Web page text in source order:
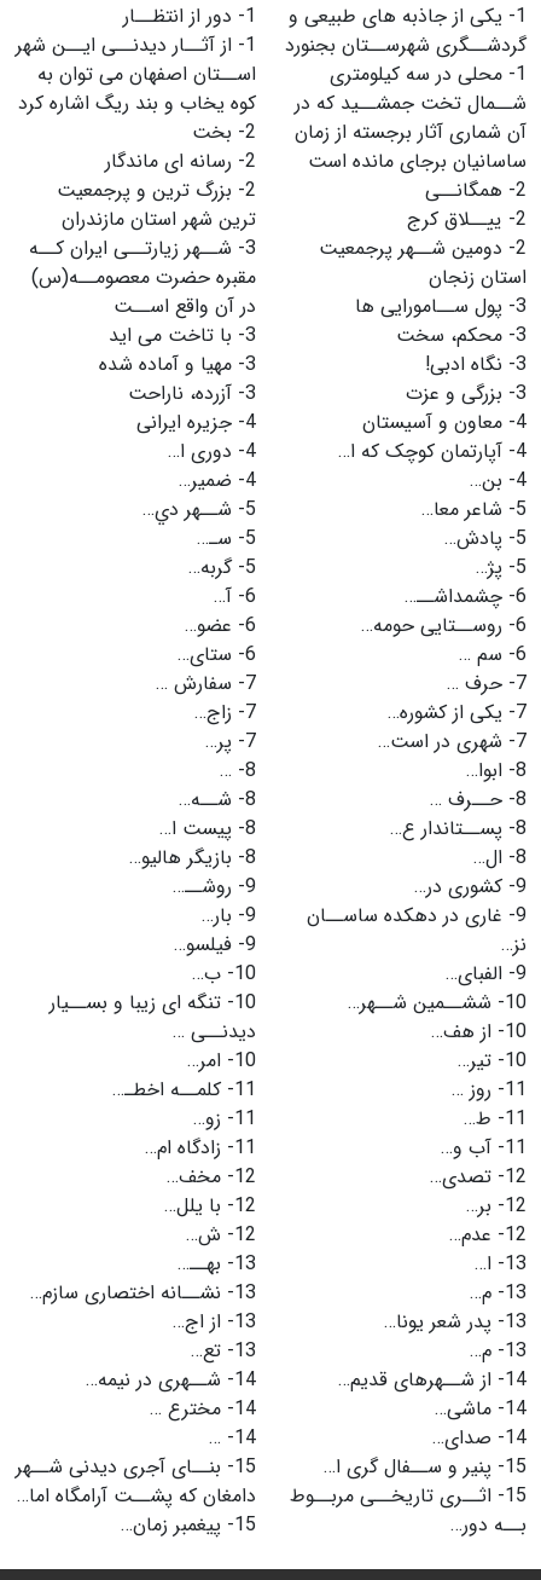
1- یکى از جاذبه هاى طبیعى و
گردشــگرى شهرســتان بجنورد
1- محلى در سه کیلومترى
شــمال تخت جمشــید که در
آن شمارى آثار برجسته از زمان
ساسانیان برجاى مانده است
2- همگانــى
2- ییــلاق کرج
2- دومین شــهر پرجمعیت
استان زنجان
3- پول ســامورایى ها
3- محکم، سخت
3- نگاه ادبى!
3- بزرگى و عزت
4- معاون و آسیستان
4- آپارتمان کوچک که ا…
4- بن…
5- شاعر معا…
5- پادش…
5- پژ…
6- چشمداشــ…
6- روســتایى حومه…
6- سم …
7- حرف …
7- یکى از کشوره…
7- شهرى در است…
8- ابوا…
8- حــرف …
8- پســتاندار ع…
8- ال…
9- کشورى در…
9- غارى در دهکده ساســان
نز…
9- الفباى…
10- ششــمین شــهر…
10- از هف…
10- تیر…
11- روز …
11- ط…
11- آب و…
12- تصدی…
12- بر…
12- عدم…
13- ا…
13- م…
13- پدر شعر یونا…
13- م…
14- از شــهرهاى قدیم…
14- ماشی…
14- صداى…
15- پنیر و ســفال گرى ا…
15- اثــرى تاریخــى مربــوط
بــه دور…
1- دور از انتظــار
1- از آثــار دیدنــى ایــن شهر
اســتان اصفهان مى توان به
کوه یخاب و بند ریگ اشاره کرد
2- بخت
2- رسانه اى ماندگار
2- بزرگ ترین و پرجمعیت
ترین شهر استان مازندران
3- شــهر زیارتــى ایران کــه
مقبره حضرت معصومــه(س)
در آن واقع اســت
3- با تاخت می اید
3- مهيا و آماده شده
3- آزرده، ناراحت
4- جزيره ايرانى
4- دورى ا…
4- ضمير…
5- شــهر دي…
5- سـ…
5- گربه…
6- آ…
6- عضو…
6- ستای…
7- سفارش …
7- زاج…
7- پر…
8-
…
8- شــه…
8- پيست ا…
8- بازيگر هاليو…
9- روشــ…
9- بار…
9- فیلسو…
10- ب…
10- تنگه اى زیبا و بســیار
دیدنــى …
10- امر…
11- کلمــه اخطـ…
11- زو…
11- زادگاه ام…
12- مخف…
12- با یلل…
12- ش…
13- بهــ…
13- نشــانه اختصارى سازم…
13- از اج…
13- تع…
14- شــهرى در نیمه…
14- مخترع …
14-
…
15- بنــاى آجرى دیدنى شــهر
دامغان که پشــت آرامگاه اما…
15- پیغمبر زمان…